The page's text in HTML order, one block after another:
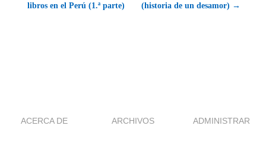
libros en el Perú (1.ª parte)
(historia de un desamor) →
ACERCA DE ARCHIVOS ADMINISTRAR